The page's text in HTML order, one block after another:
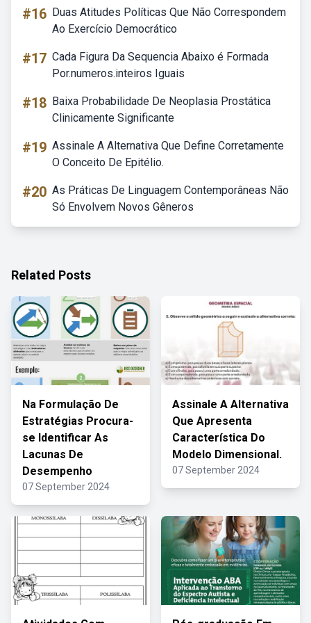
#16 Duas Atitudes Políticas Que Não Correspondem
Ao Exercício Democrático
#17 Cada Figura Da Sequencia Abaixo é Formada
Por.numeros.inteiros Iguais
#18 Baixa Probabilidade De Neoplasia Prostática
Clinicamente Significante
#19 Assinale A Alternativa Que Define Corretamente
O Conceito De Epitélio.
#20 As Práticas De Linguagem Contemporâneas Não
Só Envolvem Novos Gêneros
Related Posts
Na Formulação De
Estratégias Procura-
se Identificar As
Lacunas De
Desempenho
07 September 2024
Assinale A Alternativa
Que Apresenta
Característica Do
Modelo Dimensional.
07 September 2024